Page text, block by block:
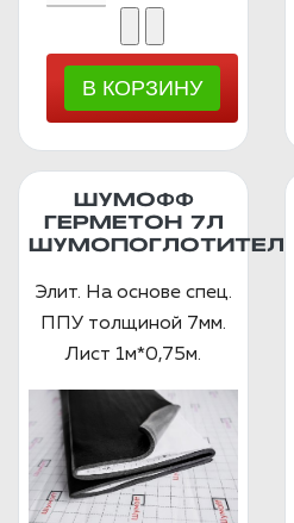
ШУМОФФ
ГЕРМЕТОН 7Л
ШУМОПОГЛОТИТЕЛЬ
Элит. На основе спец.
ППУ толщиной 7мм.
Лист 1м*0,75м.